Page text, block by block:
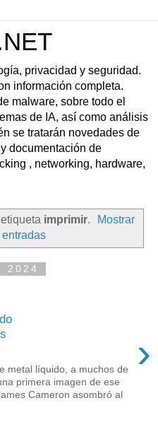
privacidad y seguridad.
información completa.
malware, sobre todo el
de IA, así como análisis
se tratarán novedades de
documentación de
, networking, hardware,
imprimir.
Mostrar
2024
›
metal líquido, a muchos de
primera imagen de ese
Cameron asombró al